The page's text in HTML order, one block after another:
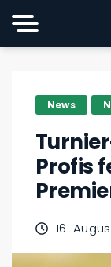
News
Profis
16.